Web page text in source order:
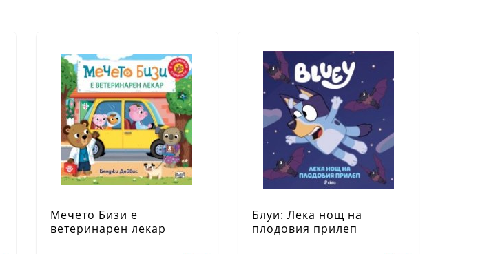
Мечето Бизи е
ветеринарен лекар
Блуи: Лека нощ на
плодовия прилеп